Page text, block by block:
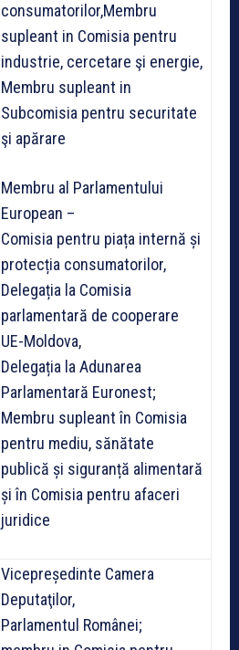
consumatorilor,Membru
supleant in Comisia pentru
industrie, cercetare şi energie,
Membru supleant in
Subcomisia pentru securitate
şi apărare
Membru al Parlamentului
European –
Comisia pentru piața internă și
protecția consumatorilor,
Delegația la Comisia
parlamentară de cooperare
UE-Moldova,
Delegația la Adunarea
Parlamentară Euronest;
Membru supleant în Comisia
pentru mediu, sănătate
publică și siguranță alimentară
și în Comisia pentru afaceri
juridice
Vicepreședinte Camera
Deputaţilor,
Parlamentul Românei;